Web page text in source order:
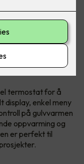
termostat for å
display, enkel meny
på gulvvarmen
oppvarming og
er perfekt til